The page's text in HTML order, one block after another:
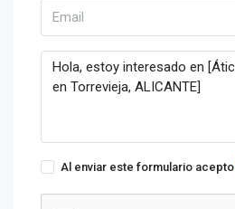
Al enviar este formulario acepto